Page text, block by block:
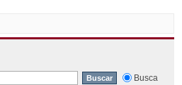
Busca